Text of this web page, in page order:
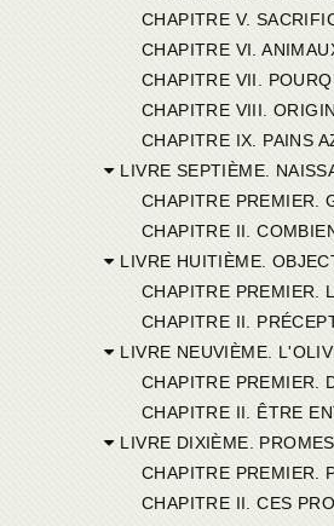
LIVRE SEPTIÈME. NAISSANCE
LIVRE HUITIÈME. OBJECTION CONTRE
LIVRE NEUVIÈME.
CHAPITRE PREMIER.
LIVRE DIXIÈME.